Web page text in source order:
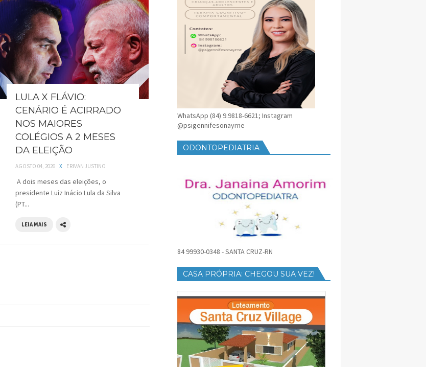
LULA X FLÁVIO:
CENÁRIO É ACIRRADO
NOS MAIORES
COLÉGIOS A 2 MESES
DA ELEIÇÃO
AGOSTO 04, 2026 X ERIVAN JUSTINO
A dois meses das eleições, o
presidente Luiz Inácio Lula da Silva
(PT...
LEIA MAIS
WhatsApp (84) 9.9818-6621; Instagram
@psigennifesonayrne
ODONTOPEDIATRIA
84 99930-0348 - SANTA CRUZ-RN
CASA PRÓPRIA: CHEGOU SUA VEZ!